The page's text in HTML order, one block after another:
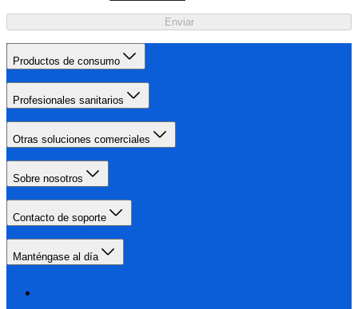
Enviar
Productos de consumo
Profesionales sanitarios
Otras soluciones comerciales
Sobre nosotros
Contacto de soporte
Manténgase al día